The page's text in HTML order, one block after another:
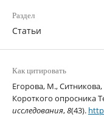
Раздел
Статьи
Как цитировать
Егорова, М.,
Короткого опросника
исследования,8(43).